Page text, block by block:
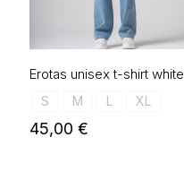
Erotas unisex t-shirt white
S M L XL
45,00 €